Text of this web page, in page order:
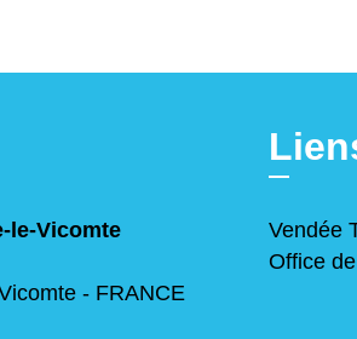
le-Vicomte
- FRANCE
Vendée
Office